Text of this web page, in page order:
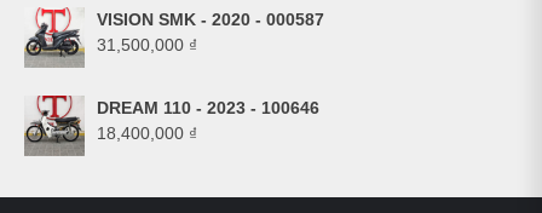
VISION SMK - 2020 - 000587
31,500,000 ₫
DREAM 110 - 2023 - 100646
18,400,000 ₫